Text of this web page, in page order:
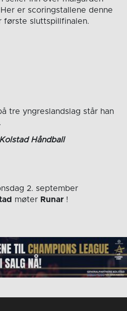
er scoringstallene denne
første sluttspillfinalen.
tre yngreslandslag står han
Håndball
2. september
møter Runar !